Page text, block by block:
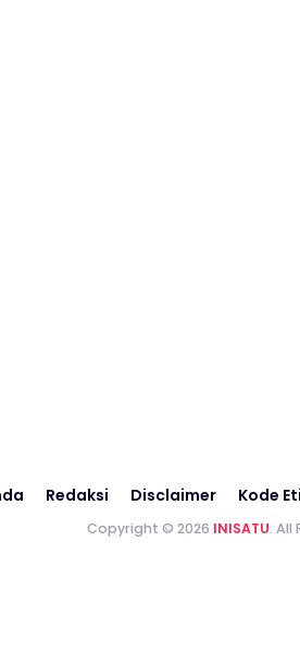
Redaksi Disclaimer Kode
Copyright © 2026 INISATU. All